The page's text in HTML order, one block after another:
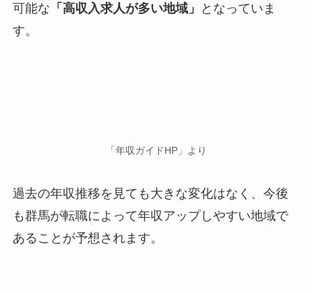
可能な 「高収入求人が多い地域」
となっていま
す。
「年収ガイドHP」より
過去の年収推移を見ても大きな変化はなく、今後
も群馬が転職によって年収アップしやすい地域で
あることが予想されます。